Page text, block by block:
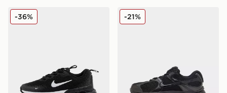
Nike Air Max Phoenix Bambino
-36% Nike V5 RNR Junior
-21%